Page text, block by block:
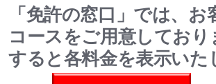
「免許の窓口」では、
コースをご用意してお
すると各料金を表示いた